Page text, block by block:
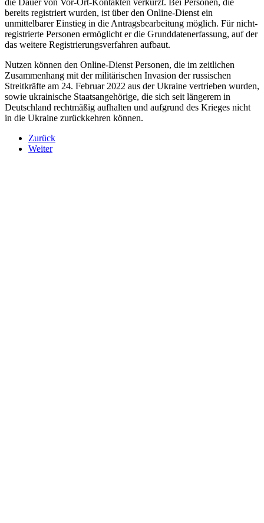
die Dauer von Vor-Ort-Kontakten verkürzt. Bei Personen, die
bereits registriert wurden, ist über den Online-Dienst ein
unmittelbarer Einstieg in die Antragsbearbeitung möglich. Für nicht-
registrierte Personen ermöglicht er die Grunddatenerfassung, auf der
das weitere Registrierungsverfahren aufbaut.
Nutzen können den Online-Dienst Personen, die im zeitlichen
Zusammenhang mit der militärischen Invasion der russischen
Streitkräfte am 24. Februar 2022 aus der Ukraine vertrieben wurden,
sowie ukrainische Staatsangehörige, die sich seit längerem in
Deutschland rechtmäßig aufhalten und aufgrund des Krieges nicht
in die Ukraine zurückkehren können.
Zurück
Weiter